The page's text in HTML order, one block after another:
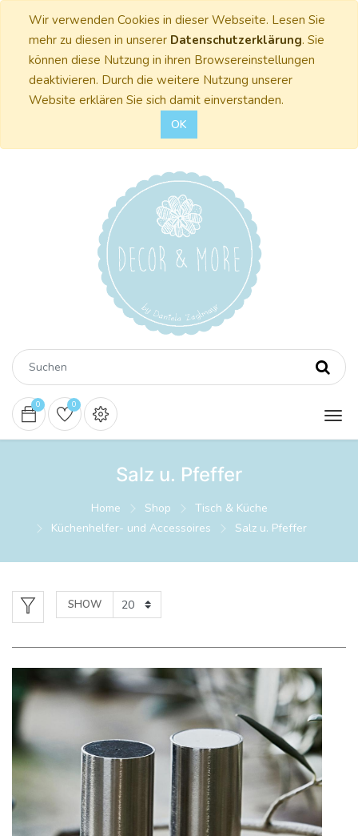
Wir verwenden Cookies in dieser Webseite. Lesen Sie
mehr zu diesen in unserer Datenschutzerklärung. Sie
können diese Nutzung in ihren Browsereinstellungen
deaktivieren. Durch die weitere Nutzung unserer
Website erklären Sie sich damit einverstanden.
OK
0 0
Salz u. Pfeffer
Home Shop
Tisch & Küche
Küchenhelfer- und Accessoires
Salz u. Pfeffer
SHOW